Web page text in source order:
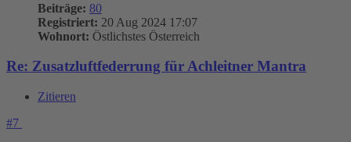
Beiträge: 80
Registriert: 20 Aug 2024 17:07
Wohnort: Östlichstes Österreich
Re: Zusatzluftfederrung für Achleitner Mantra
Zitieren
#7